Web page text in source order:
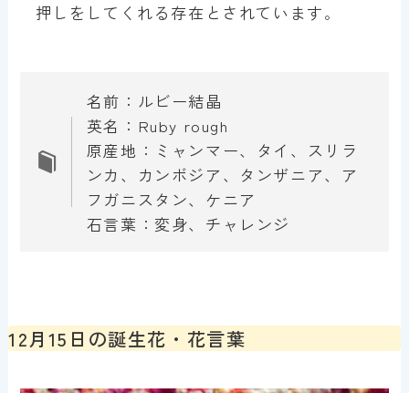
押しをしてくれる存在とされています。
名前：ルビー結晶
英名：Ruby rough
原産地：ミャンマー、タイ、スリラ
ンカ、カンボジア、タンザニア、ア
フガニスタン、ケニア
石言葉：変身、チャレンジ
12月15日の誕生花・花言葉